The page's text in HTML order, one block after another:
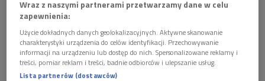
Witkacego już po jego rzekomej śmierci. Wszystko wskazuje
na to, że mistrz wciąż żyje. Z lubością pije swoje ukochane
piwo, podgląda młode dziewczęta, wydaje kobietom
perwersyjne rozkazy i uprawia najpiękniejszą ze sztuk –
kłamstwo i wszelkie jego odmiany…
Wraz z naszymi partnerami przetwarzamy dane w celu
zapewnienia:
Użycie dokładnych danych geolokalizacyjnych. Aktywne skanowanie
charakterystyki urządzenia do celów identyfikacji. Przechowywanie
informacji na urządzeniu lub dostęp do nich. Spersonalizowane reklamy i
treści, pomiar reklam i treści, badnie odbiorców i ulepszanie usług.
Lista partnerów (dostawców)